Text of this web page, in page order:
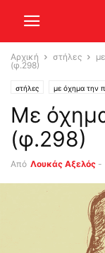
Αρχική στήλες
(φ.298)
στήλες με όχημα την
Με
(φ.298)
Από Λουκάς Αξελός -